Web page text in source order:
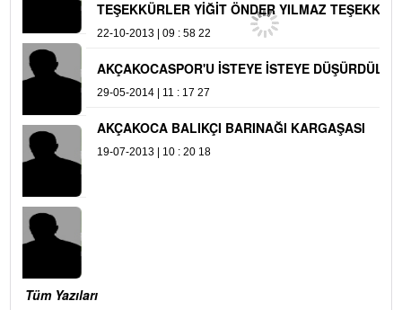
30-09-2013 | 19 : 04 52
TEŞEKKÜRLER YİĞİT ÖNDER YILMAZ
TEŞEKKÜRLER
22-10-2013 | 09 : 58 22
AKÇAKOCASPOR'U İSTEYE İSTEYE
DÜŞÜRDÜLER
29-05-2014 | 11 : 17 27
AKÇAKOCA BALIKÇI BARINAĞI
KARGAŞASI
19-07-2013 | 10 : 20 18
Tüm Yazıları